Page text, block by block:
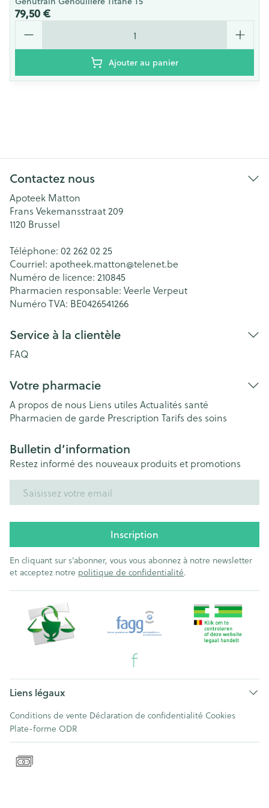
79,50 €
Quantité
Ajouter au panier
Contactez nous
Apoteek Matton
Frans Vekemansstraat 209
1120 Brussel
Téléphone: 02 262 02 25
Courriel: apotheek.matton@telenet.be
Numéro de licence: 210845
Pharmacien responsable: Veerle Verpeut
Numéro TVA: BE0426541266
Service à la clientèle
FAQ
Votre pharmacie
A propos de nous Liens utiles Actualités santé
Pharmacien de garde Prescription Tarifs des soins
Bulletin d’information
Restez informé des nouveaux produits et promotions
Inscription
En cliquant sur s'abonner, vous vous abonnez à notre newsletter
et acceptez notre politique de confidentialité.
Liens légaux
Conditions de vente Déclaration de confidentialité Cookies
Plate-forme ODR